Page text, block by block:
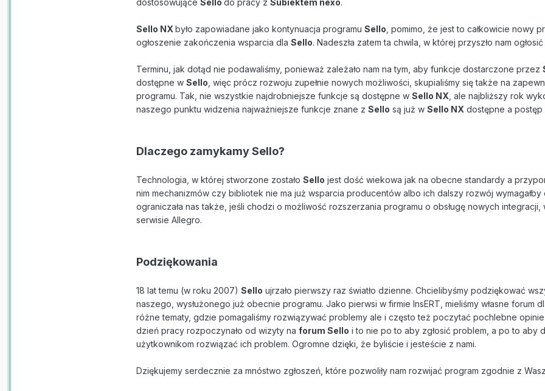
Sello NX było zapowiadane jako kontynuacja programu Sello , pomimo, że jest to całkowicie nowy
ogłoszenie zakończenia wsparcia dla Sello. Nadeszła zatem ta chwila, w której przyszło nam
Terminu, jak dotąd nie podawaliśmy, ponieważ zależało nam na tym, aby funkcje dostarczone przez
dostępne w Sello , więc prócz rozwoju zupełnie nowych możliwości, skupialiśmy się także na
programu. Tak, nie wszystkie najdrobniejsze funkcje są dostępne w Sello NX , ale najbliższy rok
naszego punktu widzenia najważniejsze funkcje znane z Sello są już w Sello NX dostępne a
Dlaczego zamykamy Sello?
Technologia, w której stworzone zostało Sello jest dość wiekowa jak na obecne standardy a
nim mechanizmów czy bibliotek nie ma już wsparcia producentów albo ich dalszy rozwój
ograniczała nas także, jeśli chodzi o możliwość rozszerzania programu o obsługę nowych
serwisie Allegro.
Podziękowania
18 lat temu (w roku 2007) Sello ujrzało pierwszy raz światło dzienne. Chcielibyśmy podziękować
naszego, wysłużonego już obecnie programu. Jako pierwsi w firmie InsERT, mieliśmy własne forum
różne tematy, gdzie pomagaliśmy rozwiązywać problemy ale i często też poczytać pochlebne
dzień pracy rozpoczynało od wizyty na forum Sello i to nie po to aby zgłosić problem, a po to
użytkownikom rozwiązać ich problem. Ogromne dzięki, że byliście i jesteście z nami.
Dziękujemy serdecznie za mnóstwo zgłoszeń, które pozwoliły nam rozwijać program zgodnie z